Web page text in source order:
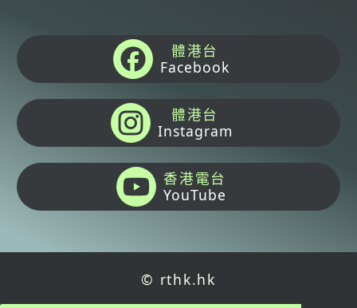
體港台
Facebook
體港台
Instagram
香港電台
YouTube
© rthk.hk